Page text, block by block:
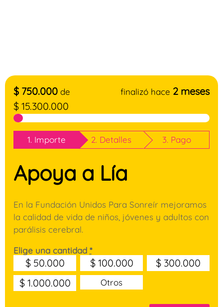
$ 750.000 de
$ 15.300.000
finalizó hace 2 meses
1. Importe 2. Detalles 3. Pago
Apoya a Lía
En la Fundación Unidos Para Sonreír mejoramos
la calidad de vida de niños, jóvenes y adultos con
parálisis cerebral.
Elige una cantidad *
$50.000 $100.000 $ 300.000
$1.000.000 Otros